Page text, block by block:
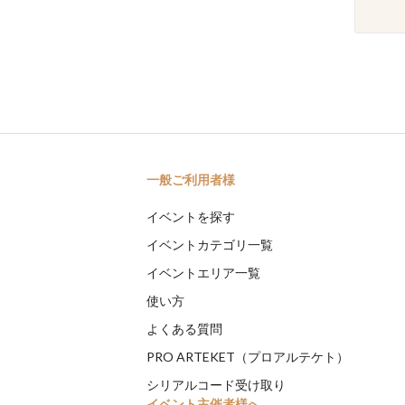
一般ご利用者様
イベントを探す
イベントカテゴリ一覧
イベントエリア一覧
使い方
よくある質問
PRO ARTEKET（プロアルテケト）
シリアルコード受け取り